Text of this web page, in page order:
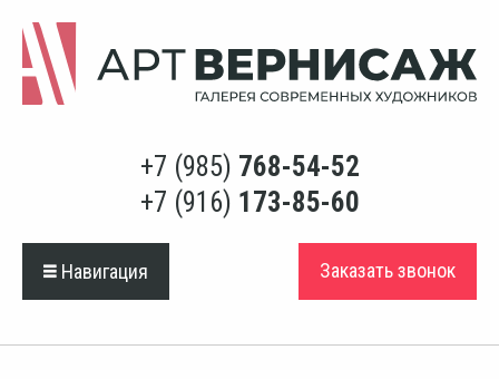
+7 (985) 768-54-52
+7 (916) 173-85-60
Навигация Заказать звонок